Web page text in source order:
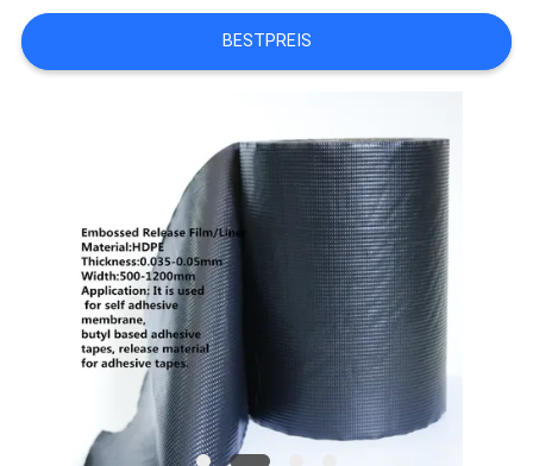
NEUIGKEITEN
SITEMAP
DATENSCHUTZ-
BESTIMMUNGEN
BESTPREIS